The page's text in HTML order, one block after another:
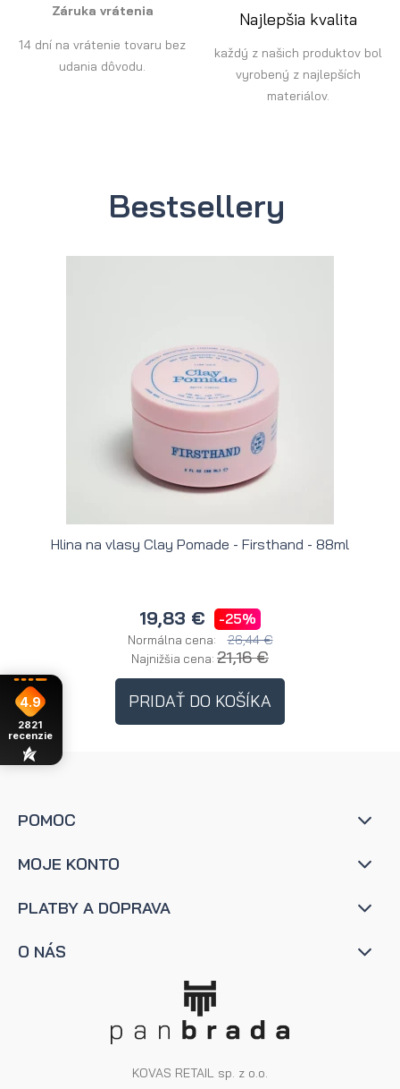
Záruka vrátenia
14 dní na vrátenie tovaru bez
udania dôvodu.
Najlepšia kvalita
každý z našich produktov bol
vyrobený z najlepších
materiálov.
Bestsellery
Hlina na vlasy Clay Pomade - Firsthand - 88ml
19,83 € -25%
Normálna cena: 26,44 €
Najnižšia cena: 21,16 €
PRIDAŤ DO KOŠÍKA
POMOC
MOJE KONTO
PLATBY A DOPRAVA
O NÁS
KOVAS RETAIL sp. z o.o.
4.9
2821
recenzie